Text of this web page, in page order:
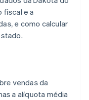
fiscal e a
e como calcular
vendas da
a alíquota média